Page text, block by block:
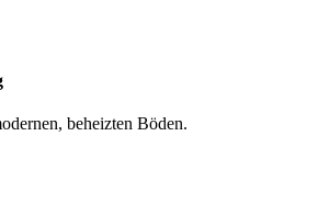
beheizten Böden.